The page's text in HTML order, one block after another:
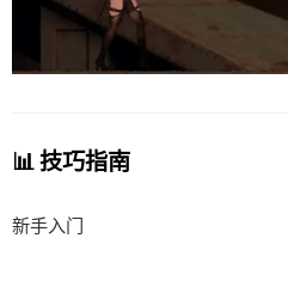
📊 技巧指南
新手入门